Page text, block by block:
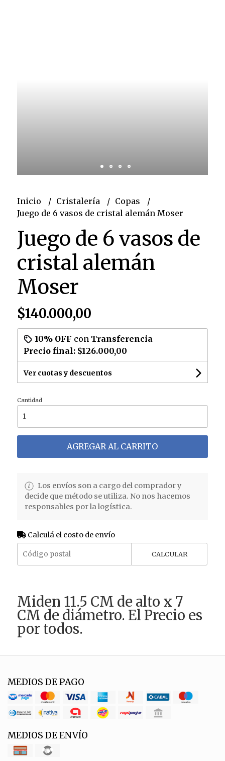
Inicio Cristalería
Copas
Juego de 6 vasos de cristal alemán Moser
Juego de 6 vasos de
cristal alemán
Moser
$140.000,00
10% OFF con Transferencia
Precio final: $126.000,00
Ver cuotas y descuentos
Cantidad
AGREGAR AL CARRITO
Los envíos son a cargo del comprador y
decide que método se utiliza. No nos hacemos
responsables por la logística.
Calculá el costo de envío
CALCULAR
Miden 11.5 CM de alto x 7
CM de diámetro. El Precio es
por todos.
MEDIOS DE PAGO
MEDIOS DE ENVÍO